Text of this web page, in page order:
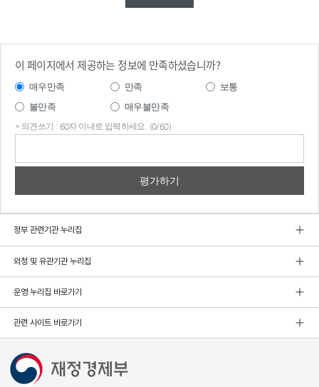
이 페이지에서 제공하는 정보에 만족하셨습니까?
매우만족 만족
보통
불만족
매우불만족
* 의견쓰기 : 60자 이내로 입력하세요. (0/60)
정부 관련기관 누리집
외청 및 유관기관 누리집
운영 누리집 바로가기
관련 사이트 바로가기